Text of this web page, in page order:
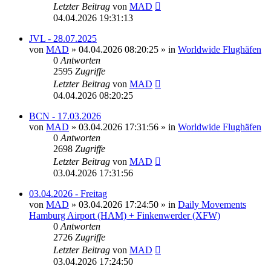
Letzter Beitrag von MAD
04.04.2026 19:31:13
JVL - 28.07.2025
von MAD » 04.04.2026 08:20:25 » in Worldwide Flughäfen
0 Antworten
2595 Zugriffe
Letzter Beitrag von MAD
04.04.2026 08:20:25
BCN - 17.03.2026
von MAD » 03.04.2026 17:31:56 » in Worldwide Flughäfen
0 Antworten
2698 Zugriffe
Letzter Beitrag von MAD
03.04.2026 17:31:56
03.04.2026 - Freitag
von MAD » 03.04.2026 17:24:50 » in Daily Movements
Hamburg Airport (HAM) + Finkenwerder (XFW)
0 Antworten
2726 Zugriffe
Letzter Beitrag von MAD
03.04.2026 17:24:50